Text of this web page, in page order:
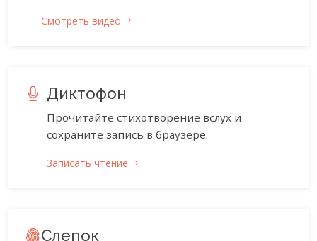
Смотреть видео
Диктофон
Прочитайте стихотворение вслух и
сохраните запись в браузере.
Записать чтение
Слепок